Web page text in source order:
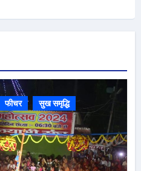
फीचर सुख समृद्धि